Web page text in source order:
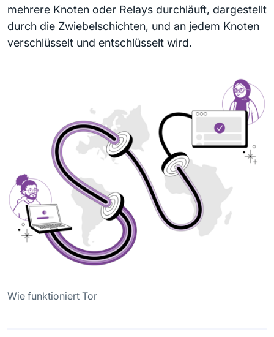
mehrere Knoten oder Relays durchläuft, dargestellt
durch die Zwiebelschichten, und an jedem Knoten
verschlüsselt und entschlüsselt wird.
Wie funktioniert Tor